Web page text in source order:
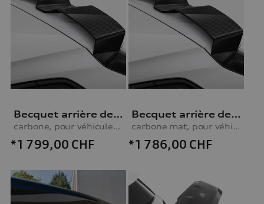
Becquet arrière de pavillon, pour les véhicules avec S line carbone
carbone, pour véhicules avec le pack extérieur S line
*1 799,00 CHF
Becquet arrière de pavillon, pour les véhicules avec S line, carbone mat
carbone mat, pour véhicules avec le pack extérieur S line
*1 786,00 CHF